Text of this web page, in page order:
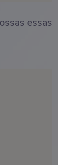
essas